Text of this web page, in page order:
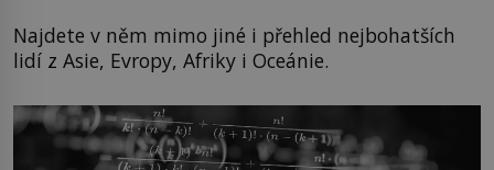
Najdete v něm mimo jiné i přehled nejbohatších
lidí z Asie, Evropy, Afriky i Oceánie.